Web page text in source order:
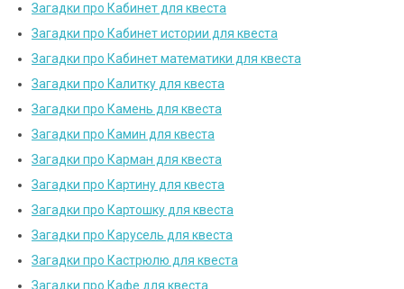
Загадки про Кабинет для квеста
Загадки про Кабинет истории для квеста
Загадки про Кабинет математики для квеста
Загадки про Калитку для квеста
Загадки про Камень для квеста
Загадки про Камин для квеста
Загадки про Карман для квеста
Загадки про Картину для квеста
Загадки про Картошку для квеста
Загадки про Карусель для квеста
Загадки про Кастрюлю для квеста
Загадки про Кафе для квеста